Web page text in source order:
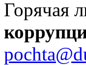
Горячая